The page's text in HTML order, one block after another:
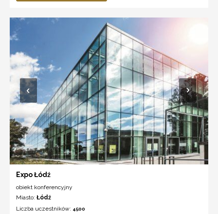
Expo Łódź
obiekt konferencyjny
Miasto: Łódź
Liczba uczestników: 4500